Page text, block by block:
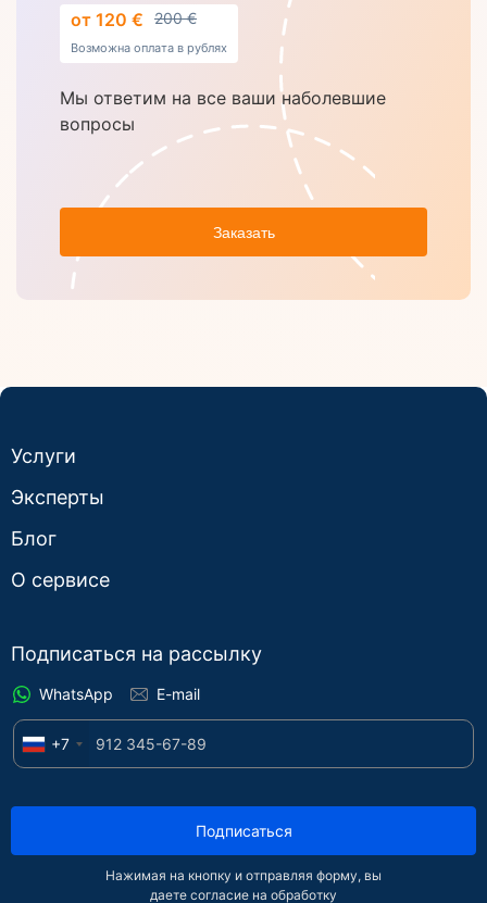
от 120 € 200 €
Возможна оплата в рублях
Мы ответим на все ваши наболевшие
вопросы
Заказать
Услуги
Эксперты
Блог
О сервисе
Подписаться на рассылку
WhatsApp E-mail
+7
Подписаться
Нажимая на кнопку и отправляя форму, вы
даете согласие на обработку